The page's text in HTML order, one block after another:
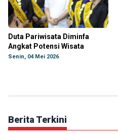
Duta Pariwisata Diminfa
Angkat Potensi Wisata
Senin, 04 Mei 2026
Berita Terkini